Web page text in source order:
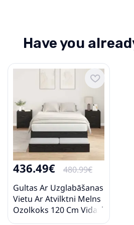
Have you
436.49€
480.99€
Gultas Ar Uzglabāšanas
Vietu Ar Atvilktni Melns
Ozolkoks 120 Cm Vidaxl